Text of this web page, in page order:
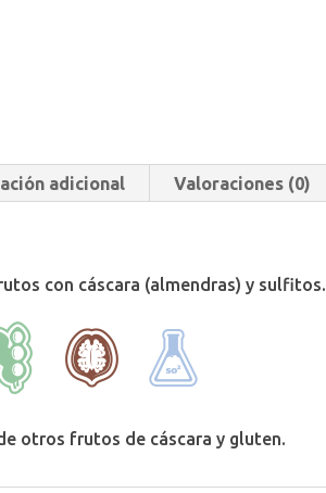
adicional Valoraciones (0)
con cáscara (almendras) y sulfitos.
otros frutos de cáscara y gluten.